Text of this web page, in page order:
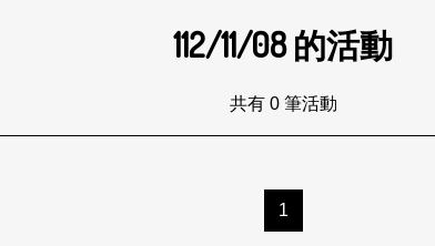
112/11/08的活動
共有 0 筆活動
1